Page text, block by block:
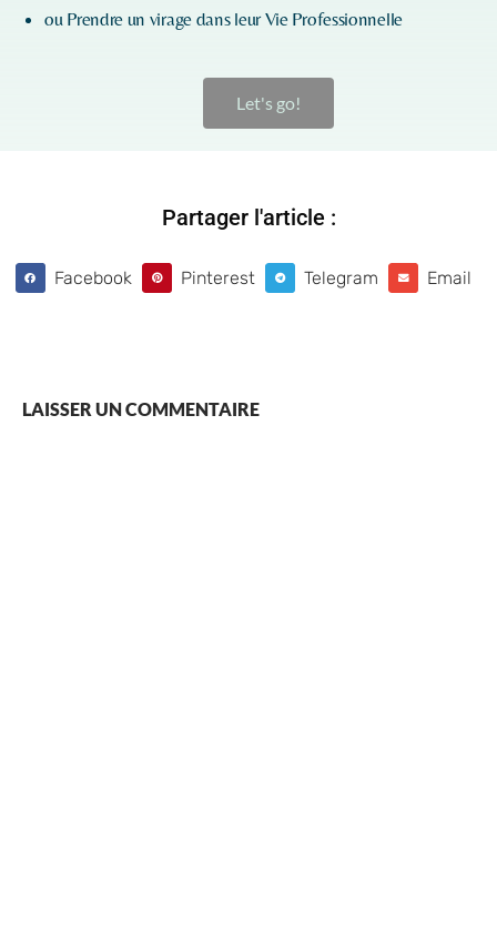
ou Prendre un virage dans leur Vie Professionnelle
Let's go!
Partager l'article :
Facebook Pinterest Telegram Email
LAISSER UN COMMENTAIRE